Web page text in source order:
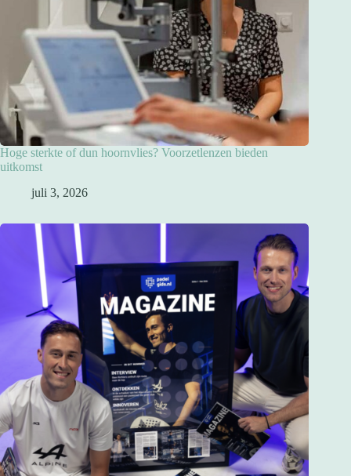
Hoge sterkte of dun hoornvlies? Voorzetlenzen bieden
uitkomst
juli 3, 2026